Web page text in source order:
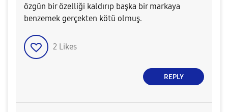
özgün bir özelliği kaldırıp başka bir markaya
benzemek gerçekten kötü olmuş.
2 Likes
REPLY